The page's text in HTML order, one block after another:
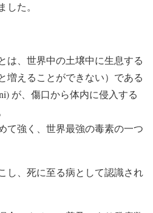
した。
は、世界中の土壌中に生息する
増えることができない）である
が、傷口から体内に侵入する
強く、 世界最強の毒素の一つ
し、死に至る病として認識され